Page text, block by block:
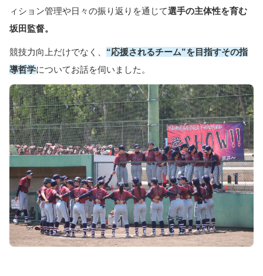
ハンドボール
ラグビー
柔道
ィション管理や日々の振り返りを通じて選手の主体性を育む
坂田監督。
競技力向上だけでなく、 “応援されるチーム”を目指すその指
導哲学についてお話を伺いました。